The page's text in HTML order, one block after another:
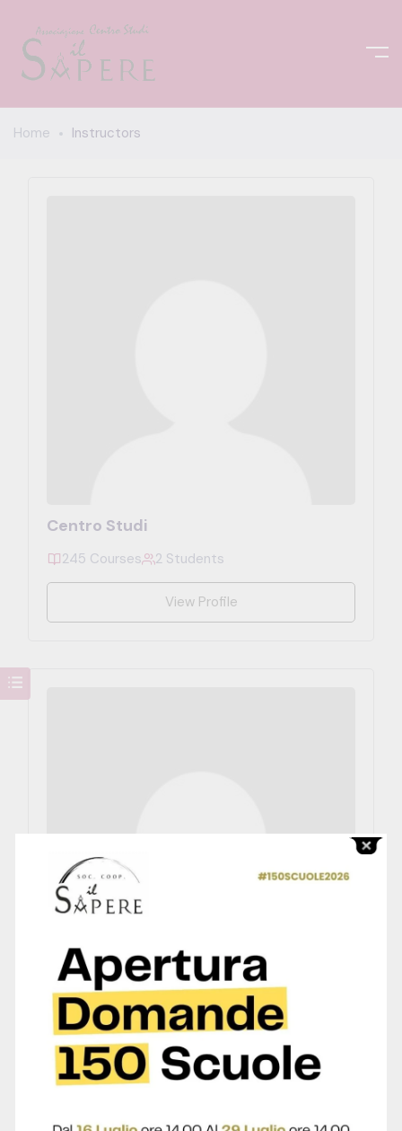
Home Instructors
Centro Studi
245 Courses 2 Students
View Profile
Centro Studi
1 Course 0 Students